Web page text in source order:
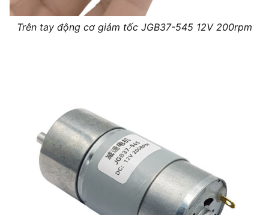
Trên tay động cơ giảm tốc JGB37-545 12V 200rpm